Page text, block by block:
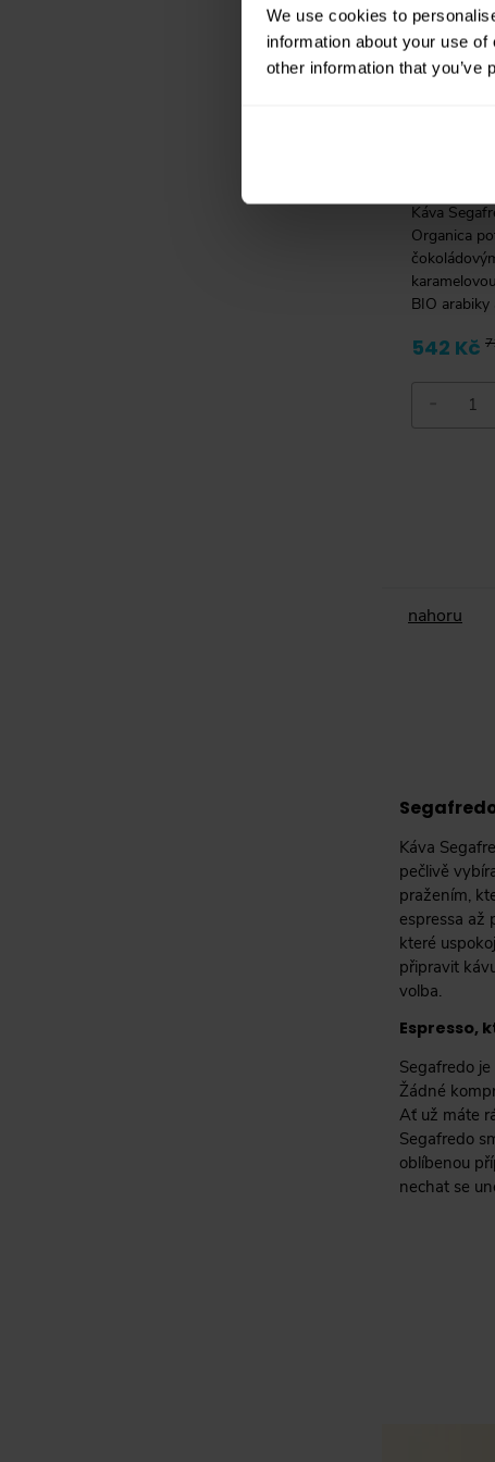
We use cookies to
information about your use
other information that you’ve
Káva
Organica
BIO
benátským
espressa.
542 Kč
nahoru
Káva
pečlivě
pražením,
espressa až
které
připravit
volba.
Espresso,
Segafredo
Žádné
Ať už máte
Segafredo
oblíbenou
nechat se